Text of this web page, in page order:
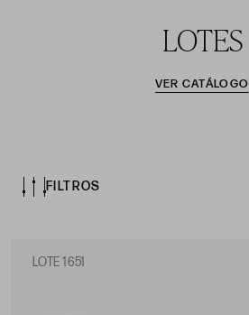
LOTES
VER CATÁLOGO
FILTROS
LOTE 1651